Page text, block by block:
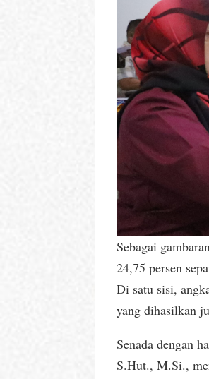
Sebagai
24,75 persen
Di satu sisi,
yang dihasilkan
Senada dengan
S.Hut., M.Si.,